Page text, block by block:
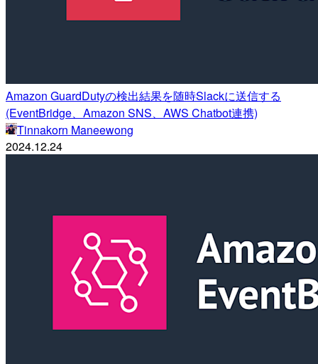
Amazon GuardDutyの検出結果を随時Slackに送信する
(EventBridge、Amazon SNS、AWS Chatbot連携)
Tinnakorn Maneewong
2024.12.24